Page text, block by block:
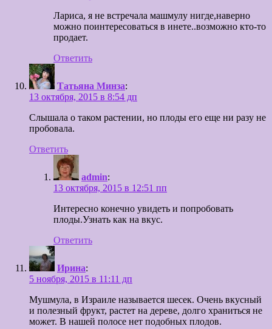
Лариса, я не встречала машмулу нигде,наверно
можно поинтересоваться в инете..возможно кто-то
продает.
Ответить
Татьяна Минза:
13 октября, 2015 в 8:54 дп
Слышала о таком растении, но плоды его еще ни разу не
пробовала.
Ответить
admin:
13 октября, 2015 в 12:51 пп
Интересно конечно увидеть и попробовать
плоды.Узнать как на вкус.
Ответить
Ирина:
5 ноября, 2015 в 11:11 дп
Мушмула, в Израиле называется шесек. Очень вкусный
и полезный фрукт, растет на дереве, долго храниться не
может. В нашей полосе нет подобных плодов.